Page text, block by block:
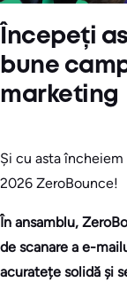
Începeți
bune
marketing
Și cu asta
2026 ZeroBounce!
În ansamblu,
de scanare a e-
acuratețe solidă și